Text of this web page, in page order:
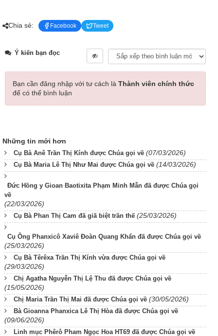
Chia sẻ: Facebook Tweet
Ý kiến bạn đọc
Bạn cần đăng nhập với tư cách là Thành viên chính thức
để có thể bình luận
Những tin mới hơn
Cụ Bà Anê Trần Thị Kính được Chúa gọi về (07/03/2026)
Cụ Bà Maria Lê Thị Như Mai được Chúa gọi về (14/03/2026)
Đức Hồng y Gioan Baotixita Phạm Minh Mẫn đã được Chúa gọi
về
(22/03/2026)
Cụ Bà Phan Thị Cam đã giã biệt trần thế (25/03/2026)
Cụ Ông Phanxicô Xaviê Đoàn Quang Khẩn đã được Chúa gọi về
(25/03/2026)
Cụ Bà Têrêxa Trần Thị Kính vừa được Chúa gọi về
(29/03/2026)
Chị Agatha Nguyễn Thị Lệ Thu đã được Chúa gọi về
(15/05/2026)
Chị Maria Trần Thị Mai đã được Chúa gọi về (30/05/2026)
Bà Gioanna Phanxica Lê Thị Hòa đã được Chúa gọi về
(09/06/2026)
Linh mục Phêrô Pham Ngọc Hoa HT69 đã được Chúa gọi về